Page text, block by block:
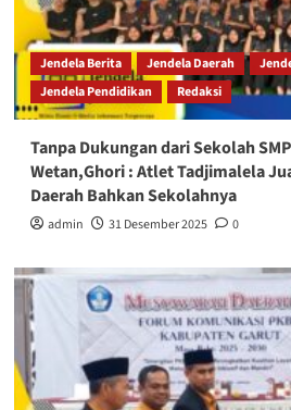
Jendela Berita Jendela Daerah
Jendela Pendidikan
Redaksi
Tanpa Dukungan dari Sekolah
Wetan,Ghori : Atlet Tadjimalela
Daerah Bahkan Sekolahnya
admin 31 Desember 2025 0